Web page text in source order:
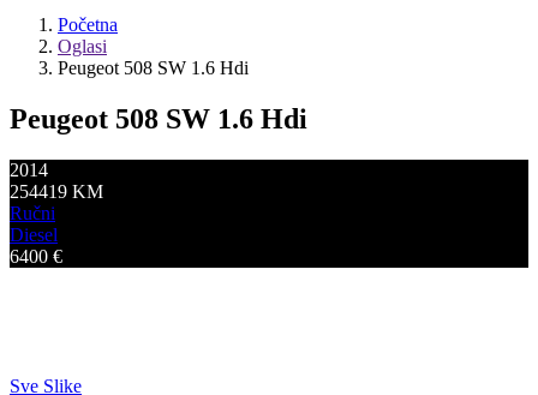
Početna
Oglasi
Peugeot 508 SW 1.6 Hdi
Peugeot 508 SW 1.6 Hdi
2014
254419 KM
Ručni
Diesel
6400 €
Sve Slike